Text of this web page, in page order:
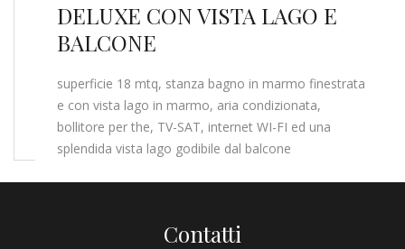
DELUXE CON VISTA LAGO E
BALCONE
superficie 18 mtq, stanza bagno in marmo finestrata
e con vista lago in marmo, aria condizionata,
bollitore per the, TV-SAT, internet WI-FI ed una
splendida vista lago godibile dal balcone
Contatti